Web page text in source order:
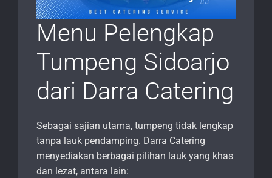
Menu Pelengkap
Tumpeng Sidoarjo
dari Darra Catering
Sebagai sajian utama, tumpeng tidak lengkap
tanpa lauk pendamping. Darra Catering
menyediakan berbagai pilihan lauk yang khas
dan lezat, antara lain: